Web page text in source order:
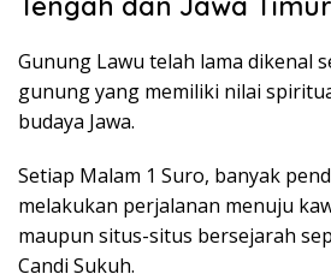
Gunung Lawu telah lama dikenal
gunung yang memiliki nilai
budaya Jawa.
Setiap Malam 1 Suro, banyak
melakukan perjalanan menuju
maupun situs-situs bersejarah
Candi Sukuh.